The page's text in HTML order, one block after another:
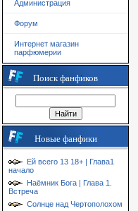
Администрация
Форум
Интернет магазин
парфюмерии
Поиск фанфиков
Новые фанфики
Ей всего 13 18+ | Глава1
начало
Наёмник Бога | Глава 1.
Встреча
Солнце над Чертополохом